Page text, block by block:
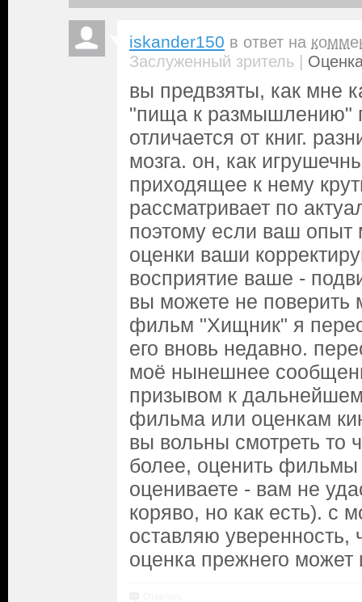
iskander150 в ответ на
Заслуженный зритель |
вы предвзяты, как мне
"пища к размышлению"
отличается от книг.
мозга. он, как
приходящее к нему
рассматривает по
поэтому если ваш опыт
оценки ваши
восприятие ваше -
вы можете не поверить
фильм "Хищник" я
его вновь недавно.
моё нынешнее
призывом к
фильма или оценкам
вы вольны смотреть то
более, оценить
оцениваете - вам не
коряво, но как есть). с
оставляю уверенность,
оценка прежнего может